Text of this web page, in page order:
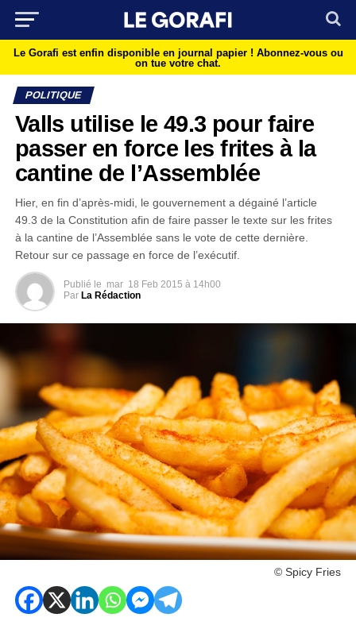
Le Gorafi est enfin disponible en journal papier ! Abonnez-vous ou
on tue votre chat.
POLITIQUE
Valls utilise le 49.3 pour faire
passer en force les frites à la
cantine de l’Assemblée
Hier, en fin d’après-midi, le gouvernement a dégainé l’article
49.3 de la Constitution afin de faire passer le texte sur les frites
à la cantine de l’Assemblée sans le vote de cette dernière.
Retour sur ce passage en force de l’exécutif.
Publié le mar 18 Feb 2015 à 14h00
Par La Rédaction
© Spicy Fries